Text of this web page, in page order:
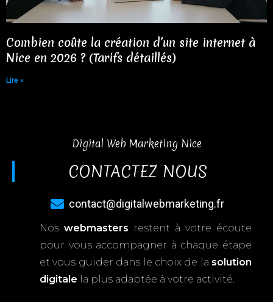
Combien coûte la création d’un site internet à
Nice en 2026 ? (Tarifs détaillés)
Lire »
Digital Web Marketing Nice
CONTACTEZ NOUS
contact@digitalwebmarketing.fr
Nos webmasters restent à votre écoute
pour vous accompagner à chaque étape
et vous guider dans le choix de la solution
digitale la plus adaptée à votre activité.